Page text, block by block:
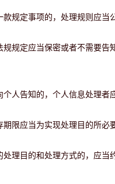
规定事项的，处理规则应当
规定应当保密或者不需要告
人告知的，个人信息处理者
限应当为实现处理目的所必
理目的和处理方式的，应当